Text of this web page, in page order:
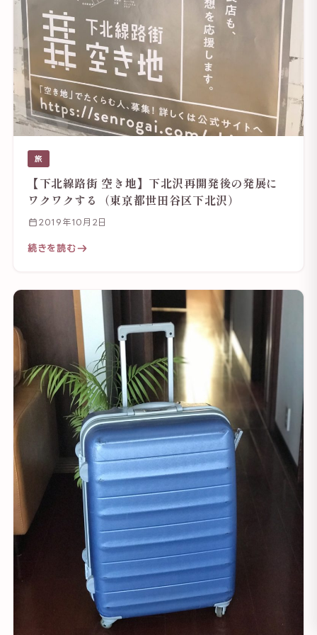
旅
【下北線路街 空き地】下北沢再開発後の発展に
ワクワクする（東京都世田谷区下北沢）
2019年10月2日
続きを読む